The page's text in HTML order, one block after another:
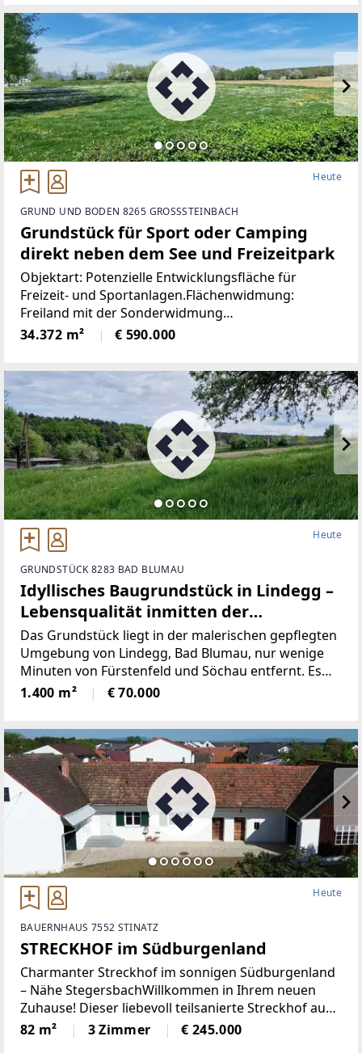
Heute
GRUND UND BODEN 8265 GROSSSTEINBACH
Grundstück für Sport oder Camping
direkt neben dem See und Freizeitpark
Objektart: Potenzielle Entwicklungsfläche für
Freizeit- und Sportanlagen.Flächenwidmung:
Freiland mit der Sonderwidmung
SportanlageWillkommen in Großsteinbach, einem
bezaubernden Ort im malerischen Bezirk Hartberg-
34.372 m² € 590.000
Heute
GRUNDSTÜCK 8283 BAD BLUMAU
Idyllisches Baugrundstück in Lindegg –
Lebensqualität inmitten der
Thermenregion.
Das Grundstück liegt in der malerischen gepflegten
Umgebung von Lindegg, Bad Blumau, nur wenige
Minuten von Fürstenfeld und Söchau entfernt. Es
genießt eine privilegierte Lage in der Golf- und
Thermenregion Bad Blumau, berühmt für ihre Ruhe,
1.400 m² € 70.000
Heute
BAUERNHAUS 7552 STINATZ
STRECKHOF im Südburgenland
Charmanter Streckhof im sonnigen Südburgenland
– Nähe StegersbachWillkommen in Ihrem neuen
Zuhause! Dieser liebevoll teilsanierte Streckhof aus
den 1940er-Jahren verbindet den Charme
traditioneller Bauweise mit modernen
82 m² 3 Zimmer € 245.000